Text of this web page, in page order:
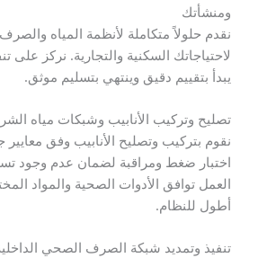
ومنشأتك
نقدم حلولاً متكاملة لأنظمة المياه
لاحتياجاتك السكنية والتجارية. نركز على
يبدأ بتقييم دقيق وينتهي بتسليم موثق.
تصليح وتركيب الأنابيب وشبكات مياه
نقوم بتركيب وتصليح الأنابيب وفق
اختبار ضغط ومراقبة لضمان عدم وجود
العمل توافق الأدوات الصحية والمواد
أطول للنظام.
تنفيذ وتمديد شبكة الصرف الصحي